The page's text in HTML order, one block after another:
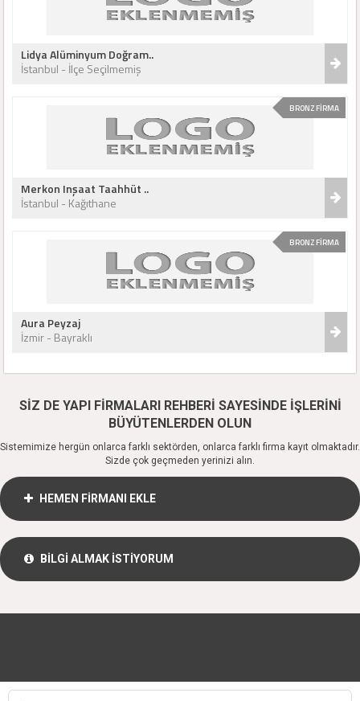
Lidya Alüminyum Doğram..
İstanbul - İlçe Seçilmemiş
BRONZ FİRMA
Merkon Inşaat Taahhüt ..
İstanbul - Kağıthane
BRONZ FİRMA
Aura Peyzaj
İzmir - Bayraklı
SİZ DE YAPI FİRMALARI REHBERİ SAYESİNDE İŞLERİNİ
BÜYÜTENLERDEN OLUN
Sistemimize hergün onlarca farklı sektörden, onlarca farklı firma kayıt olmaktadır.
Sizde çok geçmeden yerinizi alın.
HEMEN FİRMANI EKLE
BİLGİ ALMAK İSTİYORUM